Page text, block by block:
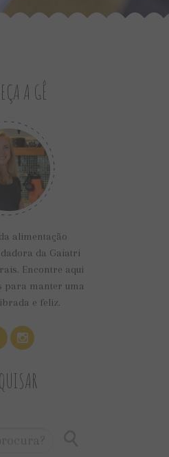
A GÊ
alimentação
da Gaiatri
Encontre aqui
para manter uma
e feliz.